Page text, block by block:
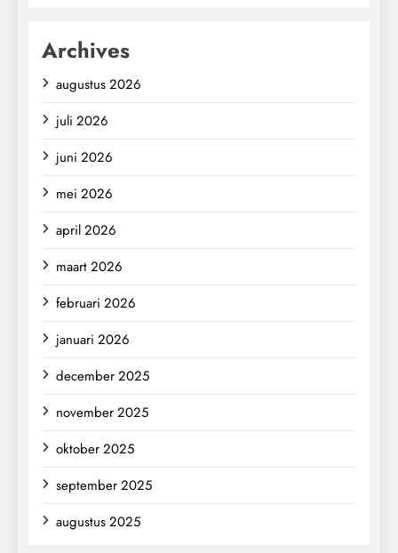
Archives
augustus 2026
juli 2026
juni 2026
mei 2026
april 2026
maart 2026
februari 2026
januari 2026
december 2025
november 2025
oktober 2025
september 2025
augustus 2025